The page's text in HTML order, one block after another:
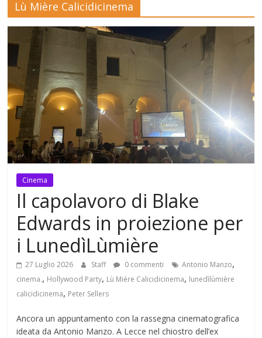
Mensile
di
arte,
cultura,
turismo
e
curiosità
Lù Mière Calicidicinema
Cinema
Il capolavoro di Blake
Edwards in proiezione per
i LunedìLùmière
27 Luglio 2026 Staff 0 commenti Antonio Manzo,
cinema., Hollywood Party, Lù Mière Calicidicinema, lunedìlùmière
calicidicinema, Peter Sellers
Ancora un appuntamento con la rassegna cinematografica
ideata da Antonio Manzo. A Lecce nel chiostro dell’ex